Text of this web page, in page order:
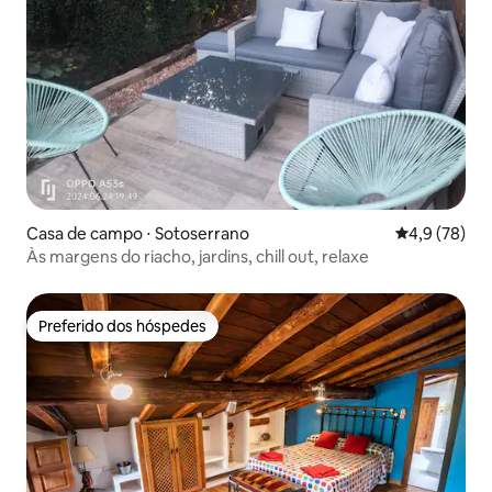
Casa de campo ⋅ Sotoserrano 4,9 de uma
4,9 (78)
Às margens do riacho, jardins, chill out, relaxe
Preferido dos hóspedes
Preferido dos hóspedes